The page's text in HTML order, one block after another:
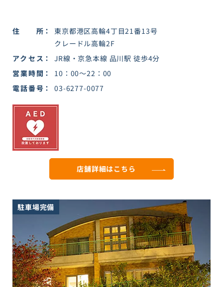
住所
東京都港区高輪4丁目21番13号
クレードル高輪2F
アクセス
JR線・京急本線 品川駅 徒歩4分
営業時間
10：00～22：00
電話番号
03-6277-0077
店舗詳細はこちら
駐車場完備